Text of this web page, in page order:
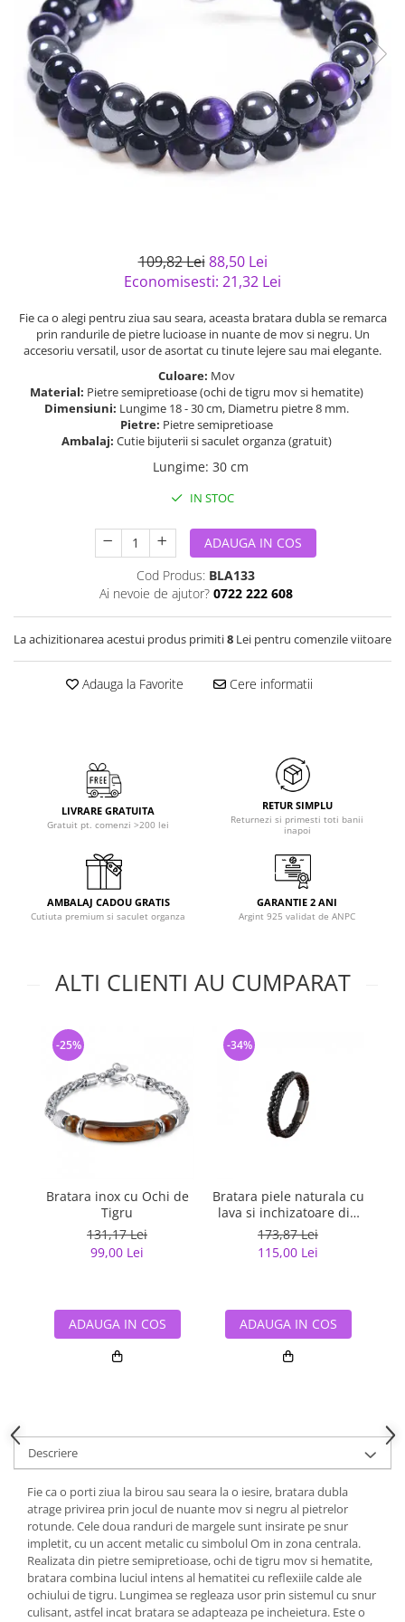
semipretioase
Bijuterii argint placat cu aur
Bijuterii argint cu diverse
materiale
Bijuterii argint cu murano
Bijuterii de Lux
Bijuterii gotice si rock
Bijuterii Handmade
Bijuterii fantezie
Casete si cutii de bijuterii
Bijuterii tungsten
109,82 Lei 88,50 Lei
Economisesti: 21,32 Lei
Fie ca o alegi pentru ziua sau seara, aceasta bratara dubla se remarca
prin randurile de pietre lucioase in nuante de mov si negru. Un
accesoriu versatil, usor de asortat cu tinute lejere sau mai elegante.
Culoare: Mov
Material: Pietre semipretioase (ochi de tigru mov si hematite)
Dimensiuni: Lungime 18 - 30 cm, Diametru pietre 8 mm.
Pietre: Pietre semipretioase
Ambalaj: Cutie bijuterii si saculet organza (gratuit)
Lungime: 30 cm
IN STOC
ADAUGA IN COS
Cod Produs: BLA133
Ai nevoie de ajutor? 0722 222 608
La achizitionarea acestui produs primiti8 Lei pentru comenzile viitoare
Adauga la Favorite Cere informatii
LIVRARE GRATUITA
Gratuit pt. comenzi >200 lei
RETUR SIMPLU
Returnezi si primesti toti banii
inapoi
AMBALAJ CADOU GRATIS
Cutiuta premium si saculet organza
GARANTIE 2 ANI
Argint 925 validat de ANPC
ALTI CLIENTI AU CUMPARAT
Bratara inox cu Ochi de
Tigru
131,17 Lei
99,00 Lei
-25%
ADAUGA IN COS
Bratara piele naturala cu
lava si inchizatoare din
inox negru
173,87 Lei
115,00 Lei
-34%
ADAUGA IN COS
Descriere
Fie ca o porti ziua la birou sau seara la o iesire, bratara dubla
atrage privirea prin jocul de nuante mov si negru al pietrelor
rotunde. Cele doua randuri de margele sunt insirate pe snur
impletit, cu un accent metalic cu simbolul Om in zona centrala.
Realizata din pietre semipretioase, ochi de tigru mov si hematite,
bratara combina luciul intens al hematitei cu reflexiile calde ale
ochiului de tigru. Lungimea se regleaza usor prin sistemul cu snur
culisant, astfel incat bratara se adapteaza pe incheietura. Este o